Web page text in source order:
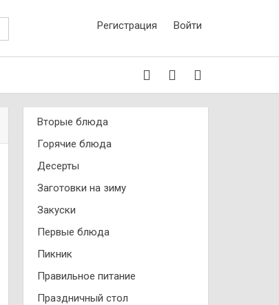
Регистрация Войти
Вторые блюда
Горячие блюда
Десерты
Заготовки на зиму
Закуски
Первые блюда
Пикник
Правильное питание
Праздничный стол